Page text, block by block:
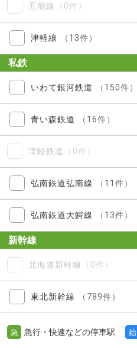
五能線 （0件）
津軽線 （13件）
私鉄
いわて銀河鉄道 （150件）
青い森鉄道 （16件）
津軽鉄道 （0件）
弘南鉄道弘南線 （11件）
弘南鉄道大鰐線 （13件）
新幹線
北海道新幹線 （0件）
東北新幹線 （789件）
急 急行・快速などの停車駅 始